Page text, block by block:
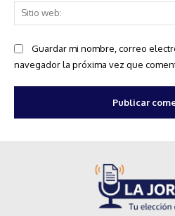
Guardar mi nombre, correo
navegador la próxima vez que